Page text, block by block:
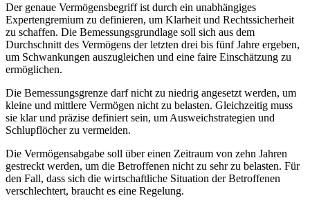
Der genaue Vermögensbegriff ist durch ein unabhängiges
Expertengremium zu definieren, um Klarheit und Rechtssicherheit
zu schaffen. Die Bemessungsgrundlage soll sich aus dem
Durchschnitt des Vermögens der letzten drei bis fünf Jahre ergeben,
um Schwankungen auszugleichen und eine faire Einschätzung zu
ermöglichen.
Die Bemessungsgrenze darf nicht zu niedrig angesetzt werden, um
kleine und mittlere Vermögen nicht zu belasten. Gleichzeitig muss
sie klar und präzise definiert sein, um Ausweichstrategien und
Schlupflöcher zu vermeiden.
Die Vermögensabgabe soll über einen Zeitraum von zehn Jahren
gestreckt werden, um die Betroffenen nicht zu sehr zu belasten. Für
den Fall, dass sich die wirtschaftliche Situation der Betroffenen
verschlechtert, braucht es eine Regelung.